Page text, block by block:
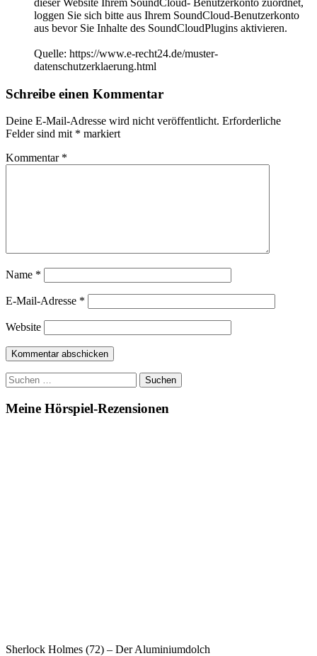
loggen Sie sich bitte aus Ihrem SoundCloud-Benutzerkonto
aus bevor Sie Inhalte des SoundCloudPlugins aktivieren.
Quelle: https://www.e-recht24.de/muster-
datenschutzerklaerung.html
Schreibe einen Kommentar
Deine E-Mail-Adresse wird nicht veröffentlicht. Erforderliche
Felder sind mit * markiert
Kommentar *
Name *
E-Mail-Adresse *
Website
Suchen
nach:
Meine Hörspiel-Rezensionen
Sherlock Holmes (72) – Der Aluminiumdolch